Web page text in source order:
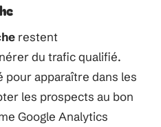
restent
du trafic qualifié.
pour apparaître dans les
les prospects au bon
Google Analytics